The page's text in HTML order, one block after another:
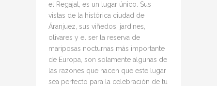
el Regajal, es un lugar único. Sus
vistas de la histórica ciudad de
Áranjuez, sus viñedos, jardines,
olivares y el ser la reserva de
mariposas nocturnas más importante
de Europa, son solamente algunas de
las razones que hacen que este lugar
sea perfecto para la celebración de tu